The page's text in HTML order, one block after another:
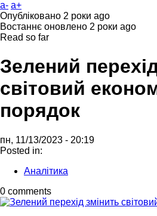
a- a+
Опубліковано 2 роки ago
Востаннє оновлено 2 роки ago
Read so far
Зелений
світовий
порядок
пн, 11/13/2023 - 20:19
Posted in:
Аналітика
0 comments